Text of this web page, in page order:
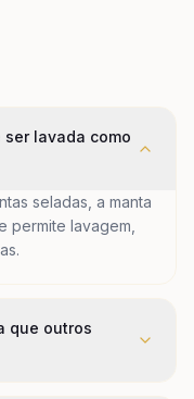
lavada como
seladas, a manta
permite lavagem,
que outros